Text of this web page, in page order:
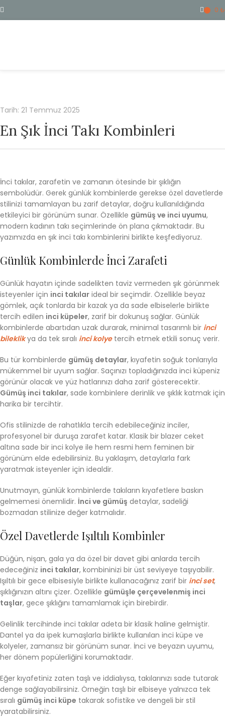
0 ₺
Tarih: 21 Temmuz 2025
En Şık İnci Takı Kombinleri
İnci takılar, zarafetin ve zamanın ötesinde bir şıklığın
sembolüdür. Gerek günlük kombinlerde gerekse özel davetlerde
stilinizi tamamlayan bu zarif detaylar, doğru kullanıldığında
etkileyici bir görünüm sunar. Özellikle gümüş ve inci uyumu,
modern kadının takı seçimlerinde ön plana çıkmaktadır. Bu
yazımızda en şık inci takı kombinlerini birlikte keşfediyoruz.
Günlük Kombinlerde İnci Zarafeti
Günlük hayatın içinde sadelikten taviz vermeden şık görünmek
isteyenler için inci takılar ideal bir seçimdir. Özellikle beyaz
gömlek, açık tonlarda bir kazak ya da sade elbiselerle birlikte
tercih edilen inci küpeler, zarif bir dokunuş sağlar. Günlük
kombinlerde abartıdan uzak durarak, minimal tasarımlı bir inci
bileklikya da tek sıralı inci kolyetercih etmek etkili sonuç verir.
Bu tür kombinlerde gümüş detaylar, kıyafetin soğuk tonlarıyla
mükemmel bir uyum sağlar. Saçınızı topladığınızda inci küpeniz
görünür olacak ve yüz hatlarınızı daha zarif gösterecektir.
Gümüş inci takılar, sade kombinlere derinlik ve şıklık katmak için
harika bir tercihtir.
Ofis stilinizde de rahatlıkla tercih edebileceğiniz inciler,
profesyonel bir duruşa zarafet katar. Klasik bir blazer ceket
altına sade bir inci kolye ile hem resmi hem feminen bir
görünüm elde edebilirsiniz. Bu yaklaşım, detaylarla fark
yaratmak isteyenler için idealdir.
Unutmayın, günlük kombinlerde takıların kıyafetlere baskın
gelmemesi önemlidir. İnci ve gümüş detaylar, sadeliği
bozmadan stilinize değer katmalıdır.
Özel Davetlerde Işıltılı Kombinler
Düğün, nişan, gala ya da özel bir davet gibi anlarda tercih
edeceğiniz inci takılar, kombininizi bir üst seviyeye taşıyabilir.
Işıltılı bir gece elbisesiyle birlikte kullanacağınız zarif bir inci set,
şıklığınızın altını çizer. Özellikle gümüşle çerçevelenmiş inci
taşlar, gece şıklığını tamamlamak için birebirdir.
Gelinlik tercihinde inci takılar adeta bir klasik haline gelmiştir.
Dantel ya da ipek kumaşlarla birlikte kullanılan inci küpe ve
kolyeler, zamansız bir görünüm sunar. İnci ve beyazın uyumu,
her dönem popülerliğini korumaktadır.
Eğer kıyafetiniz zaten taşlı ve iddialıysa, takılarınızı sade tutarak
denge sağlayabilirsiniz. Örneğin taşlı bir elbiseye yalnızca tek
sıralı gümüş inci küpe takarak sofistike ve dengeli bir stil
yaratabilirsiniz.